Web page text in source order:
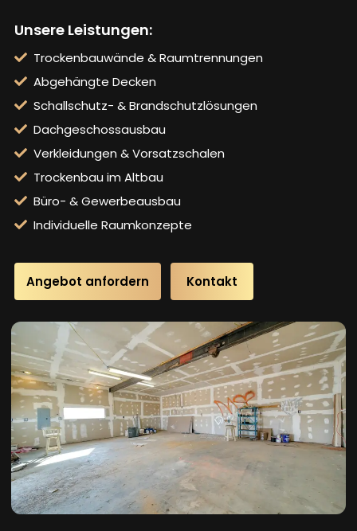
Unsere Leistungen:
Trockenbauwände & Raumtrennungen
Abgehängte Decken
Schallschutz- & Brandschutzlösungen
Dachgeschossausbau
Verkleidungen & Vorsatzschalen
Trockenbau im Altbau
Büro- & Gewerbeausbau
Individuelle Raumkonzepte
Angebot anfordern Kontakt